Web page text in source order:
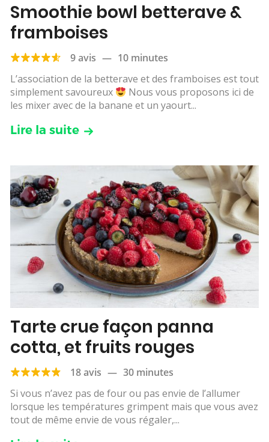
Smoothie bowl betterave &
framboises
9 avis — 10 minutes
L’association de la betterave et des framboises est tout
simplement savoureux
Nous vous proposons ici de
les mixer avec de la banane et un yaourt...
Lire la suite
Tarte crue façon panna
cotta, et fruits rouges
18 avis — 30 minutes
Si vous n’avez pas de four ou pas envie de l’allumer
lorsque les températures grimpent mais que vous avez
tout de même envie de vous régaler,...